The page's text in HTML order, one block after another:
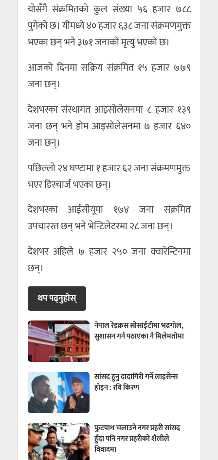
योसँगै संक्रमितको कुल संख्या ५६ हजार ७८८
पुगेको छ। यीमध्ये ४० हजार ६३८ जना संक्रमणमुक्त
भएका छन् भने ३७१ जनाको मृत्यु भएको छ।
आजको दिनमा सक्रिय संक्रमित १५ हजार ७७९
जना छन्।
देशभरका संस्थागत आइसोलेसनमा ८ हजार १३९
जना छन् भने होम आइसोलेसनमा ७ हजार ६४०
जना छन्।
पछिल्लो २४ घण्टामा १ हजार ६२ जना संक्रमणमुक्त
भएर डिस्चार्ज भएका छन्।
देशभरका आईसीयूमा १७४ जना संक्रमित
उपचाररत छन् भने भेन्टिलेटरमा २८ जना छन्।
देशभर अहिले ७ हजार २५० जना क्वारेन्टिनमा
छन्।
थप पढ्नुहाेस्
नेपाल रेडक्रस सोसाईटीमा भद्रगोल,
सुशासन गर्न पठाएका नै मिलेमतोमा
सांसद हुनु दादागिरी गर्ने लाइसेन्स
होइन : रवि किरण
फुटपाथ चलाउने नगर प्रहरी सांसद
हुँदा पनि नगर प्रहरीको शैलीले
विवादमा